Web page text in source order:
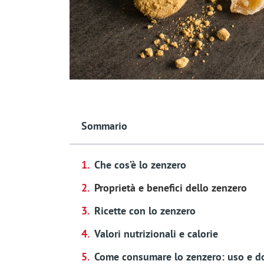
Sommario
Che cos’è lo zenzero
Proprietà e benefici dello zenzero
Ricette con lo zenzero
Valori nutrizionali e calorie
Come consumare lo zenzero: uso e